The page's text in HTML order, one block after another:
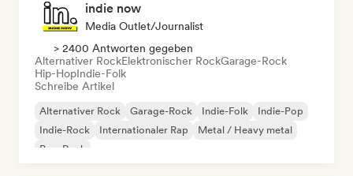
indie now
Media Outlet/Journalist
> 2400 Antworten gegeben
Alternativer RockElektronischer RockGarage-Rock
Hip-HopIndie-Folk
Schreibe Artikel
Alternativer Rock Garage-Rock Indie-Folk
Indie-Pop
Indie-Rock
Internationaler Rap
Metal / Heavy metal
Pop-Rock